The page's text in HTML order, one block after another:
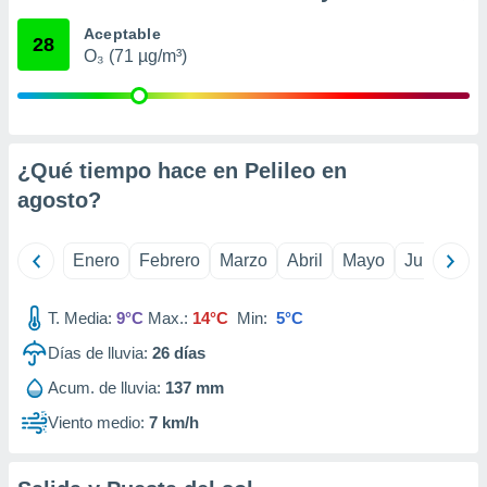
su
u
momento
en
de
un
o acceder
datos
28 Aceptable
O₃ (71 µg/m³)
¿Qué tiempo hace en Pelileo en
agosto?
Enero Febrero Marzo Abril Mayo Junio
T. Media: 9°C Max.: 14°C Min: 5°C
Días de lluvia: 26 días
Acum. de lluvia: 137 mm
Viento medio: 7 km/h